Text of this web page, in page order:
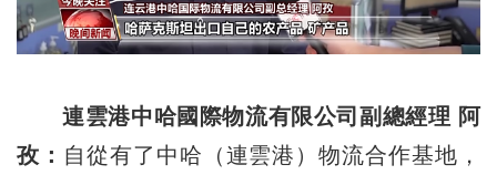
連雲港中哈國際物流有限公司副總經理 阿
孜： 自從有了中哈（連雲港）物流合作基地，